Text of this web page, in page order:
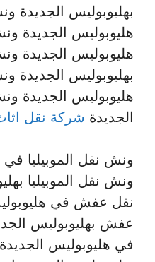
بهليوبوليس الجديدة
هليوبوليس الجديدة
هليوبوليس الجديدة
بهليوبوليس الجديدة
هليوبوليس الجديدة
الجديدة شركة نقل
ونش نقل الموبيليا في
ونش نقل الموبيليا
نقل عفش في
عفش بهليوبوليس
في هليوبوليس